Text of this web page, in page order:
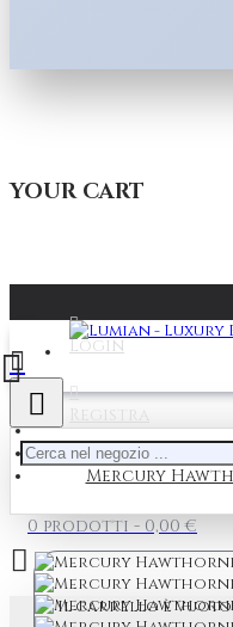
YOUR CART
Login
Registra
0 prodotti - 0,00 €
Il carrello è
Mercury